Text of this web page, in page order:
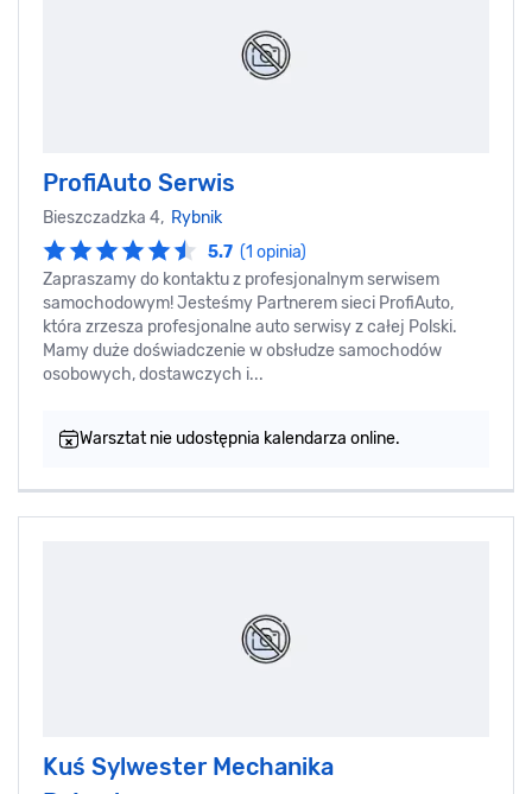
ProfiAuto Serwis
Bieszczadzka 4, Rybnik
5.7 (1 opinia)
Zapraszamy do kontaktu z profesjonalnym serwisem
samochodowym! Jesteśmy Partnerem sieci ProfiAuto,
która zrzesza profesjonalne auto serwisy z całej Polski.
Mamy duże doświadczenie w obsłudze samochodów
osobowych, dostawczych i...
Warsztat nie udostępnia kalendarza online.
Kuś Sylwester Mechanika